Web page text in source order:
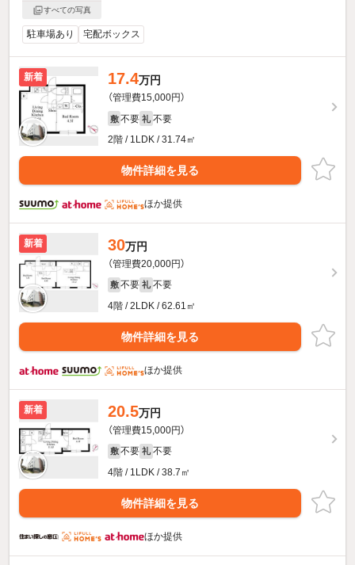
すべての写真
駐車場あり 宅配ボックス
新着 17.4万円
（管理費15,000円）
敷 不要 礼 不要
2階 / 1LDK / 31.74㎡
物件詳細を見る
ほか提供
新着 30万円
（管理費20,000円）
敷 不要 礼 不要
4階 / 2LDK / 62.61㎡
物件詳細を見る
ほか提供
新着 20.5万円
（管理費15,000円）
敷 不要 礼 不要
4階 / 1LDK / 38.7㎡
物件詳細を見る
ほか提供